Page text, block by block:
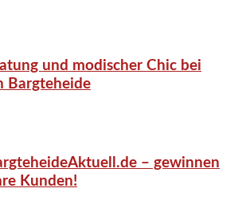
und modischer Chic bei
Bargteheide
– gewinnen
Kunden!